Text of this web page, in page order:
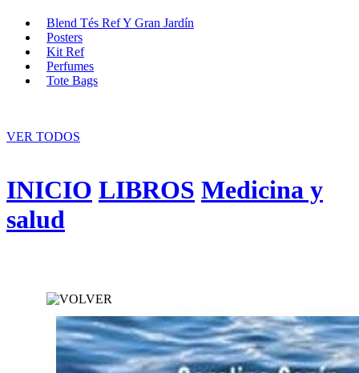
Blend Tés Ref Y Gran Jardín
Posters
Kit Ref
Perfumes
Tote Bags
VER TODOS
INICIO LIBROS Medicina y
salud